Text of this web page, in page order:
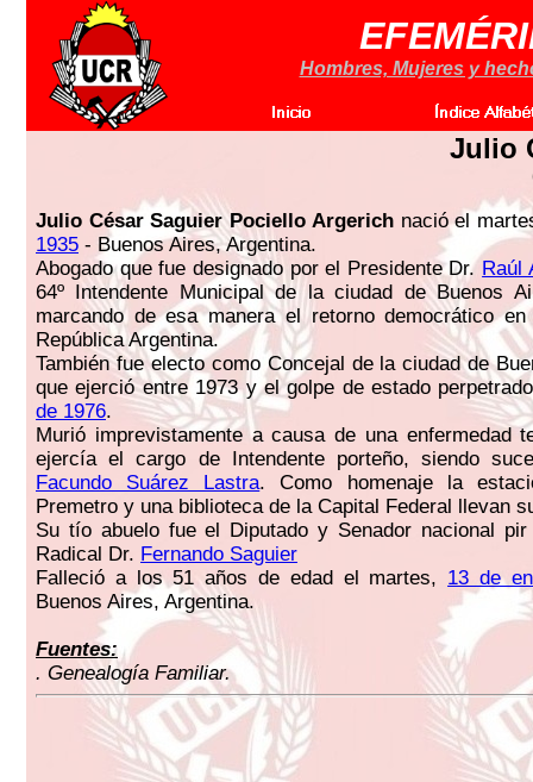
Hombres, Mujeres y
Julio
Julio César Saguier Pociello Argerichnació el
1935 - Buenos Aires, Argentina.
Abogado que fue designado por el Presidente Dr. Raúl
64º Intendente Municipal de la ciudad de Buenos
marcando de esa manera el retorno democrático
República Argentina.
También fue electo como Concejal de la ciudad de
que ejerció entre 1973 y el golpe de estado
de 1976.
Murió imprevistamente a causa de una enfermedad
ejercía el cargo de Intendente porteño, siendo
Facundo Suárez Lastra. Como homenaje la
Premetro y una biblioteca de la Capital Federal llevan
Su tío abuelo fue el Diputado y Senador nacional
Radical Dr. Fernando Saguier
Falleció a los 51 años de edad el martes, 13 de
Buenos Aires, Argentina.
Fuentes:
. Genealogía Familiar.